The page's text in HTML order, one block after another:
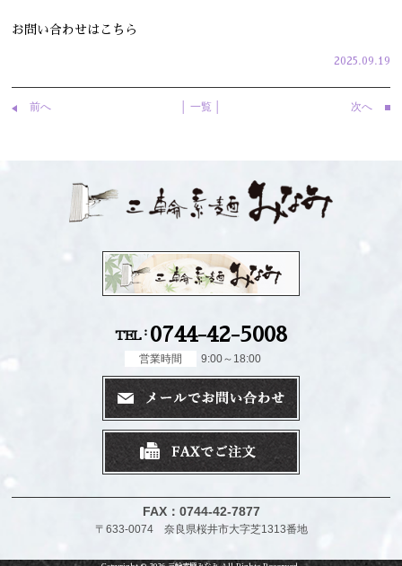
お問い合わせはこちら
2025.09.19
前へ 次へ
│ 一覧 │
TEL 0744-42-5008
営業時間 9:00～18:00
FAX：0744-42-7877
〒633-0074 奈良県桜井市大字芝1313番地